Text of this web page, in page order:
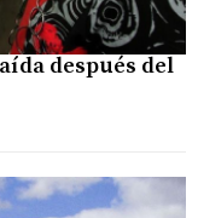
después del